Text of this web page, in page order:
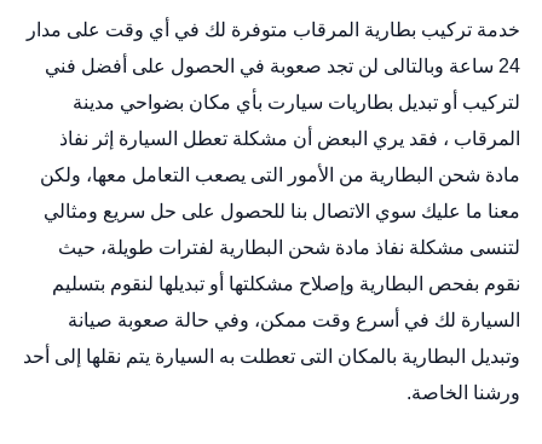
خدمة تركيب بطارية المرقاب متوفرة لك في أي وقت على مدار
24 ساعة وبالتالى لن تجد صعوبة في الحصول على أفضل فني
لتركيب أو تبديل بطاريات سيارت بأي مكان بضواحي مدينة
المرقاب ، فقد يري البعض أن مشكلة تعطل السيارة إثر نفاذ
مادة شحن البطارية من الأمور التى يصعب التعامل معها، ولكن
معنا ما عليك سوي الاتصال بنا للحصول على حل سريع ومثالي
لتنسى مشكلة نفاذ مادة شحن البطارية لفترات طويلة، حيث
نقوم بفحص البطارية وإصلاح مشكلتها أو تبديلها لنقوم بتسليم
السيارة لك في أسرع وقت ممكن، وفي حالة صعوبة صيانة
وتبديل البطارية بالمكان التى تعطلت به السيارة يتم نقلها إلى أحد
ورشنا الخاصة.